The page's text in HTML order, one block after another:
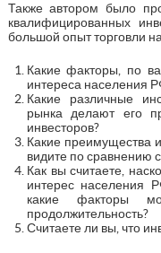
Также автором было
квалифицированных
большой опыт торговли
Какие факторы, по
интереса населения
Какие различные
рынка делают его
инвесторов?
Какие преимущества
видите по сравнению
Как вы считаете,
интерес населения
какие факторы
продолжительность?
Считаете ли вы, что